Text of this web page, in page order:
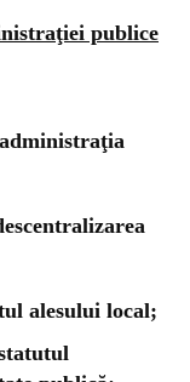
publice
alesului local;